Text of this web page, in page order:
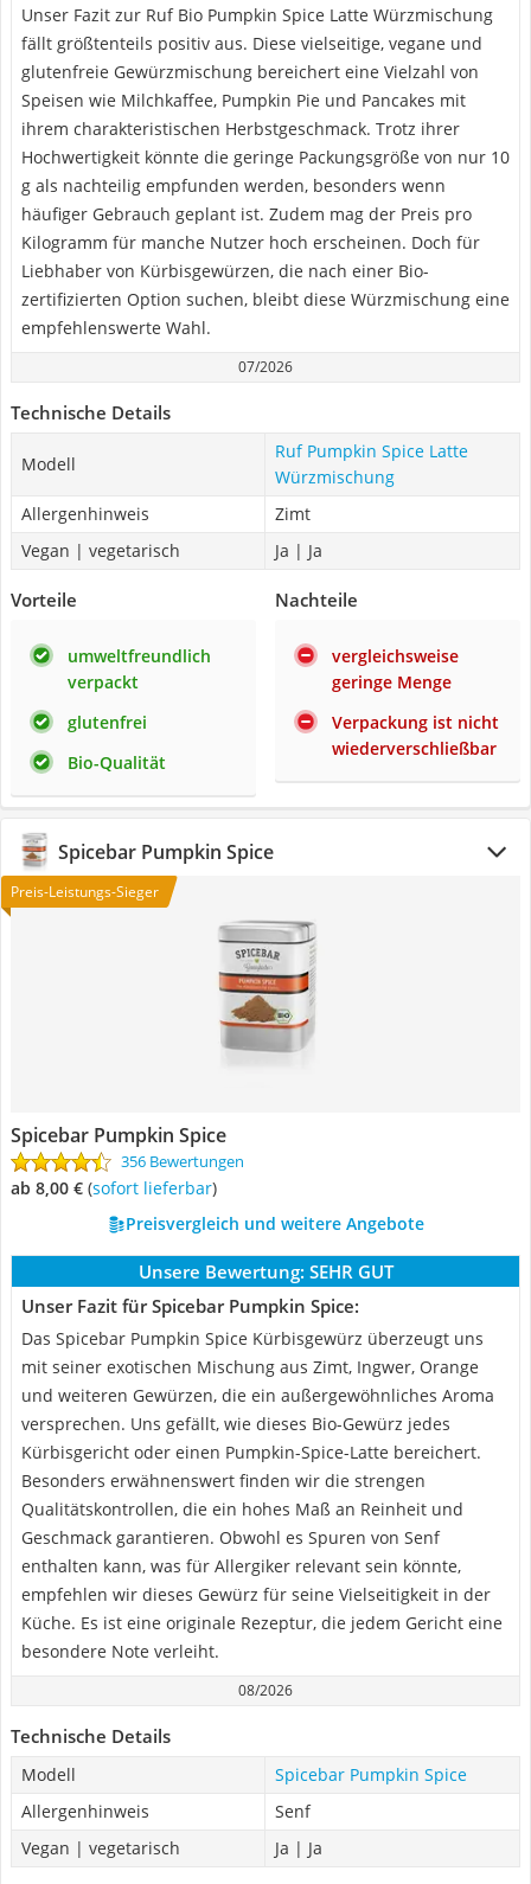
Unser Fazit zur Ruf Bio Pumpkin Spice Latte Würzmischung
fällt größtenteils positiv aus. Diese vielseitige, vegane und
glutenfreie Gewürzmischung bereichert eine Vielzahl von
Speisen wie Milchkaffee, Pumpkin Pie und Pancakes mit
ihrem charakteristischen Herbstgeschmack. Trotz ihrer
Hochwertigkeit könnte die geringe Packungsgröße von nur 10
g als nachteilig empfunden werden, besonders wenn
häufiger Gebrauch geplant ist. Zudem mag der Preis pro
Kilogramm für manche Nutzer hoch erscheinen. Doch für
Liebhaber von Kürbisgewürzen, die nach einer Bio-
zertifizierten Option suchen, bleibt diese Würzmischung eine
empfehlenswerte Wahl.
07/2026
Technische Details
Modell
Ruf Pumpkin Spice Latte
Würzmischung
Allergenhinweis
Zimt
Vegan | vegetarisch
Ja | Ja
Vorteile
umweltfreundlich
verpackt
glutenfrei
Bio-Qualität
Nachteile
vergleichsweise
geringe Menge
Verpackung ist nicht
wiederverschließbar
Spicebar Pumpkin Spice
Preis-Leistungs-Sieger
Spicebar Pumpkin Spice
356 Bewertungen
ab 8,00 € ( Sofort lieferbar)
Preisvergleich und weitere Angebote
Unsere Bewertung: SEHR GUT
Unser Fazit für Spicebar Pumpkin Spice:
Das Spicebar Pumpkin Spice Kürbisgewürz überzeugt uns
mit seiner exotischen Mischung aus Zimt, Ingwer, Orange
und weiteren Gewürzen, die ein außergewöhnliches Aroma
versprechen. Uns gefällt, wie dieses Bio-Gewürz jedes
Kürbisgericht oder einen Pumpkin-Spice-Latte bereichert.
Besonders erwähnenswert finden wir die strengen
Qualitätskontrollen, die ein hohes Maß an Reinheit und
Geschmack garantieren. Obwohl es Spuren von Senf
enthalten kann, was für Allergiker relevant sein könnte,
empfehlen wir dieses Gewürz für seine Vielseitigkeit in der
Küche. Es ist eine originale Rezeptur, die jedem Gericht eine
besondere Note verleiht.
08/2026
Technische Details
Modell
Spicebar Pumpkin Spice
Allergenhinweis
Senf
Vegan | vegetarisch
Ja | Ja